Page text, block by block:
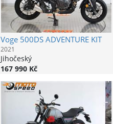
Voge500DS ADVENTURE KIT
2021
Jihočeský
167 990 Kč